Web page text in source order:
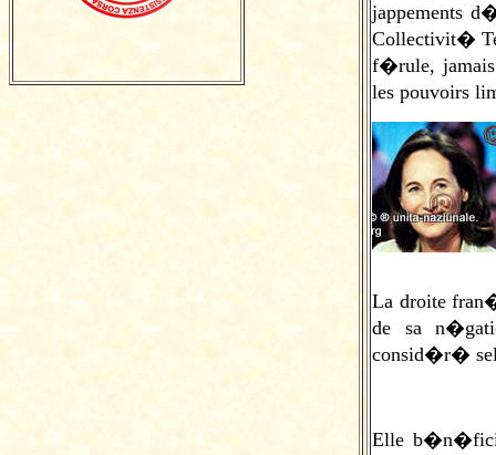
jappements
Collectivit�
f�rule,
les pouvoirs
La droite
de sa
consid�r�
Elle